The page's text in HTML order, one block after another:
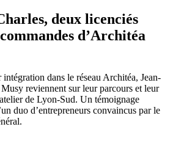
deux licenciés
d’Architéa
dans le réseau Architéa, Jean-
reviennent sur leur parcours et leur
de Lyon-Sud. Un témoignage
duo d’entrepreneurs convaincus par le